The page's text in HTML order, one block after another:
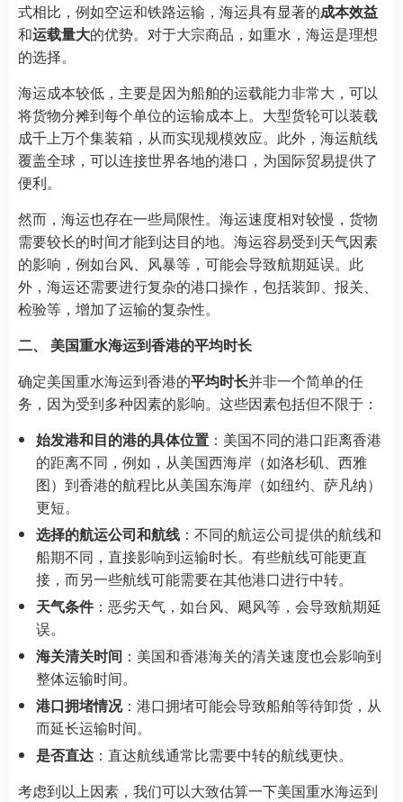
式相比，例如空运和铁路运输，海运具有显著的成本效益
和运载量大的优势。对于大宗商品，如重水，海运是理想
的选择。
海运成本较低，主要是因为船舶的运载能力非常大，可以
将货物分摊到每个单位的运输成本上。大型货轮可以装载
成千上万个集装箱，从而实现规模效应。此外，海运航线
覆盖全球，可以连接世界各地的港口，为国际贸易提供了
便利。
然而，海运也存在一些局限性。海运速度相对较慢，货物
需要较长的时间才能到达目的地。海运容易受到天气因素
的影响，例如台风、风暴等，可能会导致航期延误。此
外，海运还需要进行复杂的港口操作，包括装卸、报关、
检验等，增加了运输的复杂性。
二、 美国重水海运到香港的平均时长
确定美国重水海运到香港的平均时长并非一个简单的任
务，因为受到多种因素的影响。这些因素包括但不限于：
始发港和目的港的具体位置 ：美国不同的港口距离香港
的距离不同，例如，从美国西海岸（如洛杉矶、西雅
图）到香港的航程比从美国东海岸（如纽约、萨凡纳）
更短。
选择的航运公司和航线 ：不同的航运公司提供的航线和
船期不同，直接影响到运输时长。有些航线可能更直
接，而另一些航线可能需要在其他港口进行中转。
天气条件：恶劣天气，如台风、飓风等，会导致航期延
误。
海关清关时间 ：美国和香港海关的清关速度也会影响到
整体运输时间。
港口拥堵情况：港口拥堵可能会导致船舶等待卸货，从
而延长运输时间。
是否直达 ：直达航线通常比需要中转的航线更快。
考虑到以上因素，我们可以大致估算一下美国重水海运到